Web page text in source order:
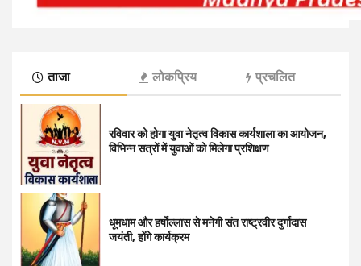
ताजा लोकप्रिय प्रचलित
रविवार को होगा युवा नेतृत्व विकास कार्यशाला का आयोजन,
विभिन्न सत्रों में युवाओं को मिलेगा प्रशिक्षण
धूमधाम और हर्षोल्लास से मनेगी संत राष्ट्रवीर दुर्गादास
जयंती, होंगे कार्यक्रम